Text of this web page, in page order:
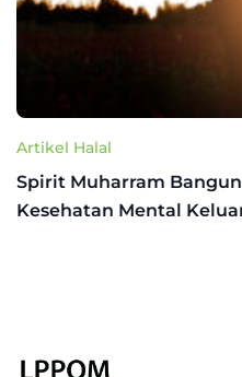
Artikel Halal
Spirit Muharram
Kesehatan Mental